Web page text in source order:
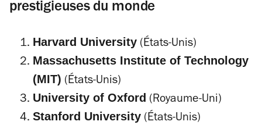
prestigieuses du monde
Harvard University (États-Unis)
Massachusetts Institute of Technology
(MIT) (États-Unis)
University of Oxford (Royaume-Uni)
Stanford University (États-Unis)